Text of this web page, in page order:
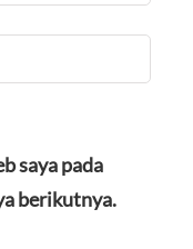
saya pada
berikutnya.